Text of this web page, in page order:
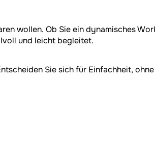
wollen. Ob Sie ein dynamisches
und leicht begleitet.
Sie sich für Einfachheit,